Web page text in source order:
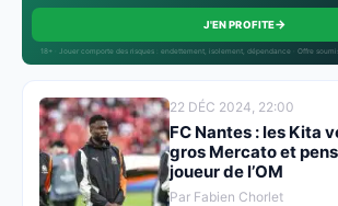
J'EN PROFITE→
18+ · Jouer comporte des risques : endettement, isolement, dépendance · Offre
22 DÉC 2024, 22:00
FC Nantes : les Kita
gros Mercato et
joueur de l’OM
Par Fabien Chorlet